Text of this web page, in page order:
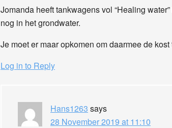
Jomanda heeft tankwagens vol “Healing
nog in het grondwater.
Je moet er maar opkomen om daarmee de
Log in to Reply
Hans1263 says
28 November 2019 at 11:10